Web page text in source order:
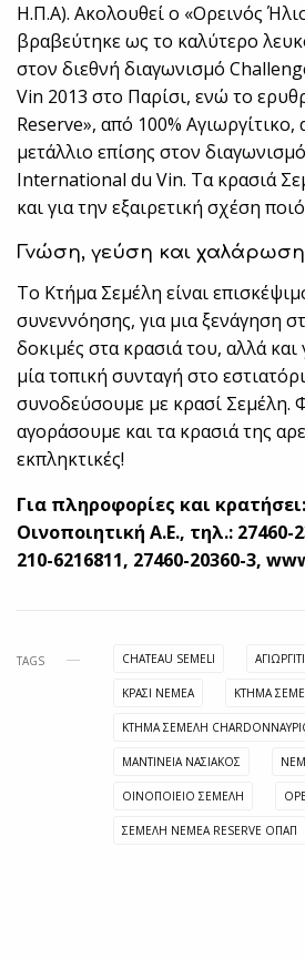
Η.Π.Α). Ακολουθεί ο «Ορεινός
βραβεύτηκε ως το καλύτερο
στον διεθνή διαγωνισμό
Vin 2013 στο Παρίσι, ενώ το
Reserve», από 100%
μετάλλιο επίσης στον
International du Vin. Τα κρασιά
και για την εξαιρετική σχέση
Γνώση, γεύση και
Το Κτήμα Σεμέλη είναι
συνεννόησης, για μια ξενάγηση
δοκιμές στα κρασιά του, αλλά
μία τοπική συνταγή στο
συνοδεύσουμε με κρασί Σεμέλη.
αγοράσουμε και τα κρασιά της
εκπληκτικές!
Για πληροφορίες και
Οινοποιητική Α.Ε., τηλ.: 27460-
210-6216811, 27460-20360-3,
TAGS CHATEAU SEMELI
ΚΡΑΣΊ ΝΕΜΈΑ ΚΤΉΜΑ
ΚΤΉΜΑ ΣΕΜΈΛΗ
ΜΑΝΤΙΝΕΊΑ ΝΑΣΙΆΚΟΣ
ΟΙΝΟΠΟΙΕΊΟ ΣΕΜΈΛΗ
ΣΕΜΈΛΗ ΝΕΜΈΑ RESERVE ΟΠΑΠ